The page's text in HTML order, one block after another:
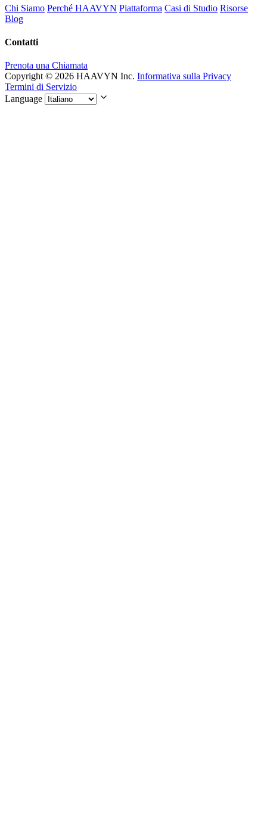
Chi Siamo Perché HAAVYN Piattaforma Casi di Studio Risorse
Blog
Contatti
Prenota una Chiamata
Copyright © 2026 HAAVYN Inc. Informativa sulla Privacy
Termini di Servizio
Language